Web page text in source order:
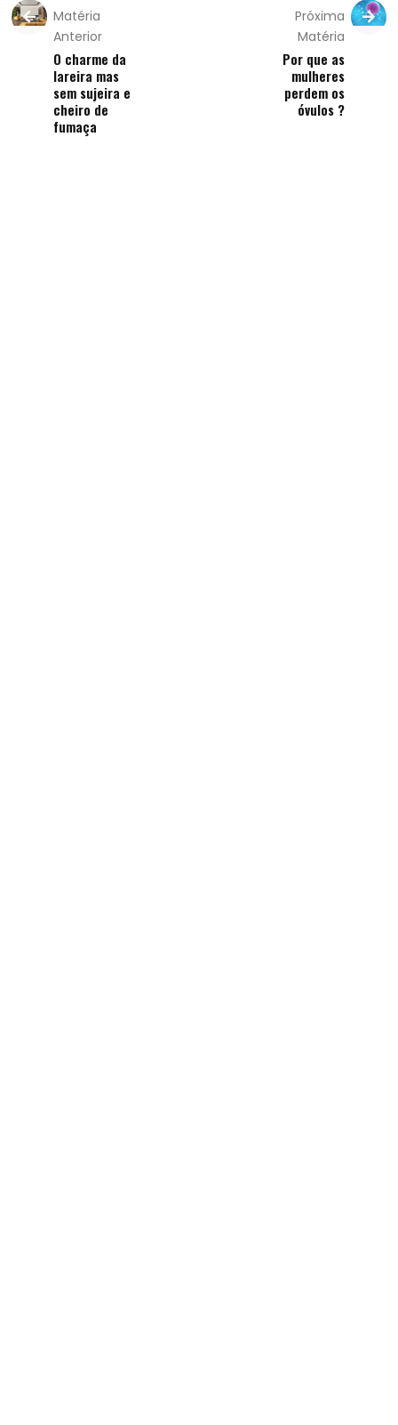
Matéria
Anterior
O charme da
lareira mas
sem sujeira e
cheiro de
fumaça
Próxima
Matéria
Por que as
mulheres
perdem os
óvulos ?